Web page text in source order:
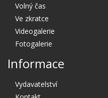
Volný čas
Ve zkratce
Videogalerie
Fotogalerie
Informace
Vydavatelství